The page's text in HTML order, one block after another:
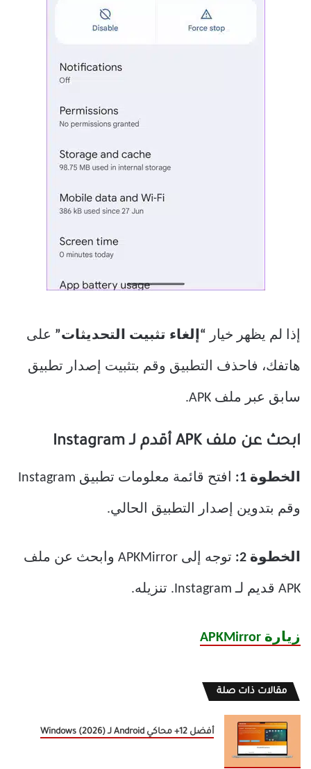
إذا لم يظهر خيار “إلغاء تثبيت التحديثات” على
هاتفك، فاحذف التطبيق وقم بتثبيت إصدار تطبيق
سابق عبر ملف APK.
ابحث عن ملف APK أقدم لـ Instagram
الخطوة 1: افتح قائمة معلومات تطبيق Instagram
وقم بتدوين إصدار التطبيق الحالي.
الخطوة 2: توجه إلى APKMirror وابحث عن ملف
APK قديم لـ Instagram. تنزيله.
زيارة APKMirror
مقالات ذات صلة
أفضل 12+ محاكي Android لـ Windows (2026)